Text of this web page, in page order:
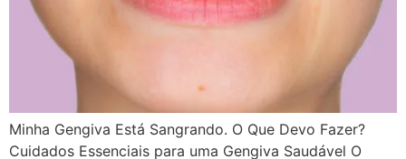
Minha Gengiva Está Sangrando. O Que Devo Fazer?
Cuidados Essenciais para uma Gengiva Saudável O